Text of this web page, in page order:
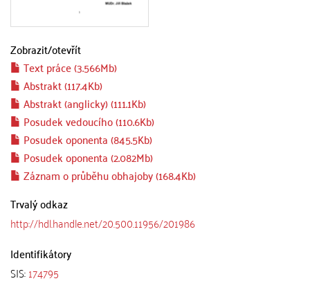
Zobrazit/otevřít
Text práce (3.566Mb)
Abstrakt (117.4Kb)
Abstrakt (anglicky) (111.1Kb)
Posudek vedoucího (110.6Kb)
Posudek oponenta (845.5Kb)
Posudek oponenta (2.082Mb)
Záznam o průběhu obhajoby (168.4Kb)
Trvalý odkaz
http://hdl.handle.net/20.500.11956/201986
Identifikátory
SIS:174795